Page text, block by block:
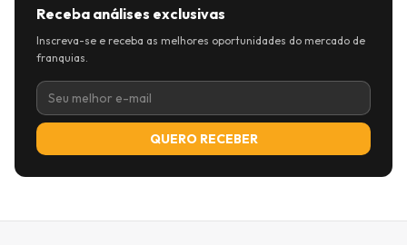
Receba análises exclusivas
Inscreva-se e receba as melhores oportunidades do mercado de
franquias.
QUERO RECEBER